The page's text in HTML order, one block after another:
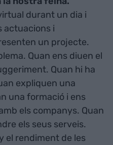
durant un dia i
actuacions i
un projecte.
Quan ens diuen el
Quan hi ha
expliquen una
una formació i ens
els companys. Quan
els seus serveis.
el rendiment de les